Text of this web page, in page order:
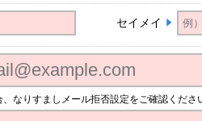
セイメイ
なりすましメール拒否設定をご確認くださ